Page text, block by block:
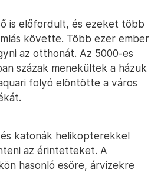
is előfordult, és ezeket több
követte. Több ezer ember
az otthonát. Az 5000-es
százak menekültek a házuk
folyó elöntötte a város
katonák helikopterekkel
az érintetteket. A
hasonló esőre, árvizekre